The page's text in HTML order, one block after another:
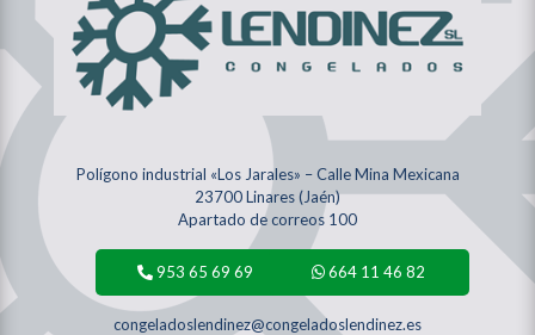
Polígono industrial «Los Jarales» – Calle Mina Mexicana
23700 Linares (Jaén)
Apartado de correos 100
953 65 69 69 664 11 46 82
congeladoslendinez@congeladoslendinez.es